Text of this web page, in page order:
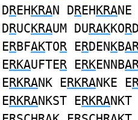
DREHKRAN DREHKRANE
DRUCKRAUM DURAKKOR
ERBFAKTOR ERDENKB
ERKAUFTER ERKENNB
ERKRANK ERKRANKE E
ERKRANKST ERKRANKT